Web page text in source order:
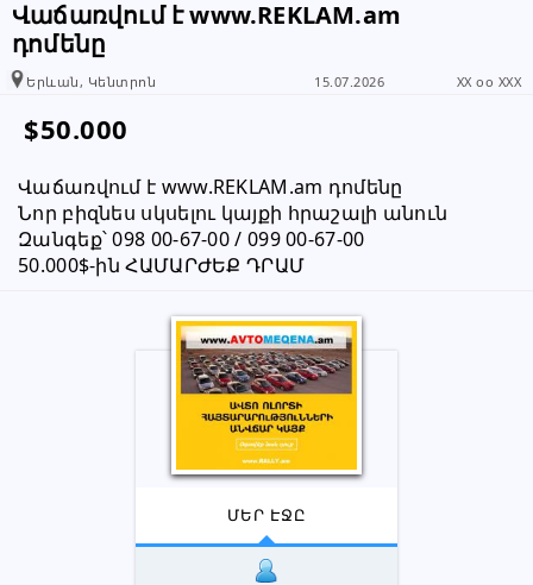
Վաճառվում է www.REKLAM.am
դոմենը
Երևան, Կենտրոն 15.07.2026 XX oo XXX
$50.000
Վաճառվում է www.REKLAM.am դոմենը
Նոր բիզնես սկսելու կայքի հրաշալի անուն
Զանգեք՝ 098 00-67-00 / 099 00-67-00
50.000$-ին ՀԱՄԱՐԺԵՔ ԴՐԱՄ
ՄԵՐ ԷՋԸ